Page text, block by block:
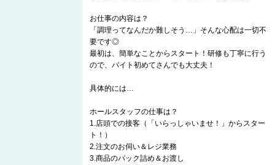
お仕事の内容は？
「調理ってなんだか難しそう…」そんな心配は一切不
要です◎
最初は、簡単なことからスタート！研修も丁寧に行う
ので、バイト初めてさんでも大丈夫！
具体的には…
ホールスタッフの仕事は？
1.店頭での接客（「いらっしゃいませ！」からスター
ト！）
2.注文のお伺い＆レジ業務
3.商品のパック詰め＆お渡し